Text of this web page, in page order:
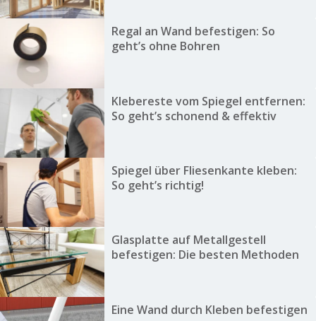
Regal an Wand befestigen: So
geht’s ohne Bohren
Klebereste vom Spiegel entfernen:
So geht’s schonend & effektiv
Spiegel über Fliesenkante kleben:
So geht’s richtig!
Glasplatte auf Metallgestell
befestigen: Die besten Methoden
Eine Wand durch Kleben befestigen